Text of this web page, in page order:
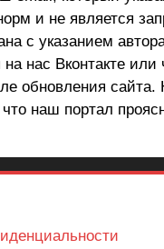
и не является
с указанием
на нас Вконтакте
обновления
наш портал